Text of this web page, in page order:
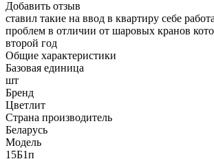
Добавить отзыв
ставил такие на ввод в квартиру себе
проблем в отличии от шаровых кранов
второй год
Общие характеристики
Базовая единица
шт
Бренд
Цветлит
Страна производитель
Беларусь
Модель
15Б1п